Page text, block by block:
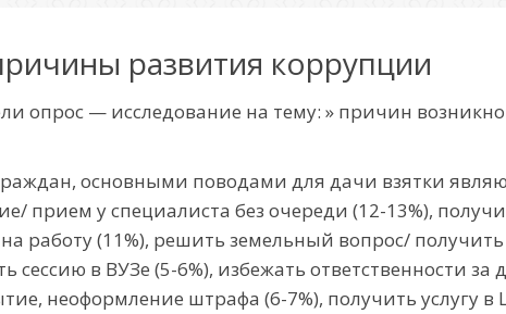
развития коррупции
опрос — исследование на тему: » причин
основными поводами для дачи взятки
прием у специалиста без очереди (12-13%),
работу (11%), решить земельный вопрос/
сессию в ВУЗе (5-6%), избежать ответственности за
неоформление штрафа (6-7%), получить услугу в